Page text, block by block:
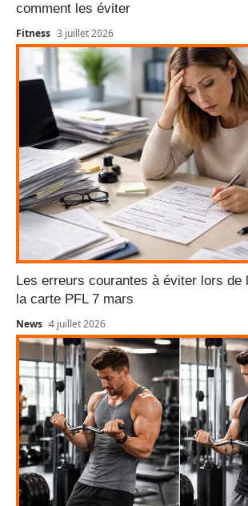
comment les éviter
Fitness 3 juillet 2026
Les erreurs courantes à éviter lors de
la carte PFL 7 mars
News 4 juillet 2026